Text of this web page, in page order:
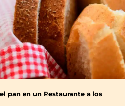
pan en un Restaurante a los